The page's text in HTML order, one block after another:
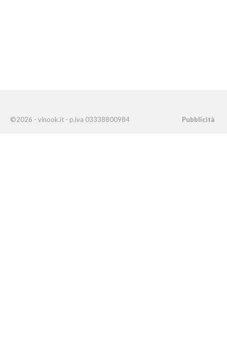
©2026 - vinook.it - p.iva 03338800984 Pubblicità